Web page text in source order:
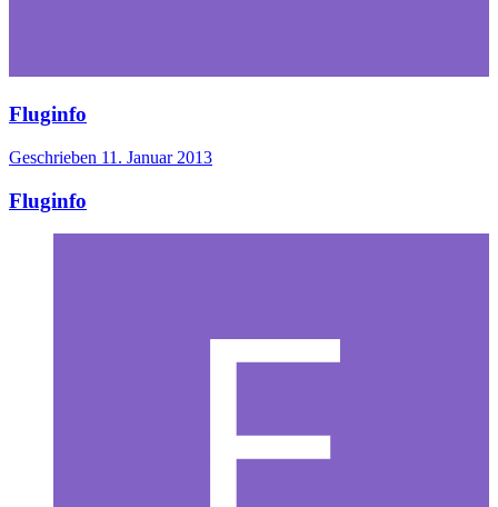
Fluginfo
Geschrieben 11. Januar 2013
Fluginfo